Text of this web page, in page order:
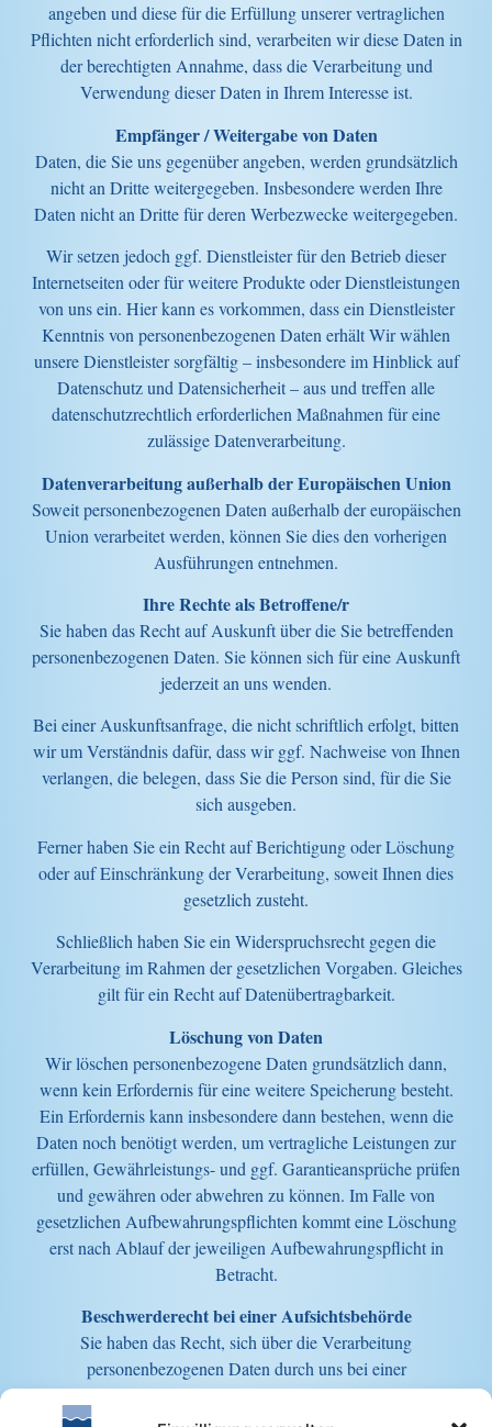
angeben und diese für die Erfüllung unserer vertraglichen
Pflichten nicht erforderlich sind, verarbeiten wir diese Daten in
der berechtigten Annahme, dass die Verarbeitung und
Verwendung dieser Daten in Ihrem Interesse ist.
Empfänger / Weitergabe von Daten
Daten, die Sie uns gegenüber angeben, werden grundsätzlich
nicht an Dritte weitergegeben. Insbesondere werden Ihre
Daten nicht an Dritte für deren Werbezwecke weitergegeben.
Wir setzen jedoch ggf. Dienstleister für den Betrieb dieser
Internetseiten oder für weitere Produkte oder Dienstleistungen
von uns ein. Hier kann es vorkommen, dass ein Dienstleister
Kenntnis von personenbezogenen Daten erhält Wir wählen
unsere Dienstleister sorgfältig – insbesondere im Hinblick auf
Datenschutz und Datensicherheit – aus und treffen alle
datenschutzrechtlich erforderlichen Maßnahmen für eine
zulässige Datenverarbeitung.
Datenverarbeitung außerhalb der Europäischen Union
Soweit personenbezogenen Daten außerhalb der europäischen
Union verarbeitet werden, können Sie dies den vorherigen
Ausführungen entnehmen.
Ihre Rechte als Betroffene/r
Sie haben das Recht auf Auskunft über die Sie betreffenden
personenbezogenen Daten. Sie können sich für eine Auskunft
jederzeit an uns wenden.
Bei einer Auskunftsanfrage, die nicht schriftlich erfolgt, bitten
wir um Verständnis dafür, dass wir ggf. Nachweise von Ihnen
verlangen, die belegen, dass Sie die Person sind, für die Sie
sich ausgeben.
Ferner haben Sie ein Recht auf Berichtigung oder Löschung
oder auf Einschränkung der Verarbeitung, soweit Ihnen dies
gesetzlich zusteht.
Schließlich haben Sie ein Widerspruchsrecht gegen die
Verarbeitung im Rahmen der gesetzlichen Vorgaben. Gleiches
gilt für ein Recht auf Datenübertragbarkeit.
Löschung von Daten
Wir löschen personenbezogene Daten grundsätzlich dann,
wenn kein Erfordernis für eine weitere Speicherung besteht.
Ein Erfordernis kann insbesondere dann bestehen, wenn die
Daten noch benötigt werden, um vertragliche Leistungen zur
erfüllen, Gewährleistungs- und ggf. Garantieansprüche prüfen
und gewähren oder abwehren zu können. Im Falle von
gesetzlichen Aufbewahrungspflichten kommt eine Löschung
erst nach Ablauf der jeweiligen Aufbewahrungspflicht in
Betracht.
Beschwerderecht bei einer Aufsichtsbehörde
Sie haben das Recht, sich über die Verarbeitung
personenbezogenen Daten durch uns bei einer
Aufsichtsbehörde für den Datenschutz zu beschweren.